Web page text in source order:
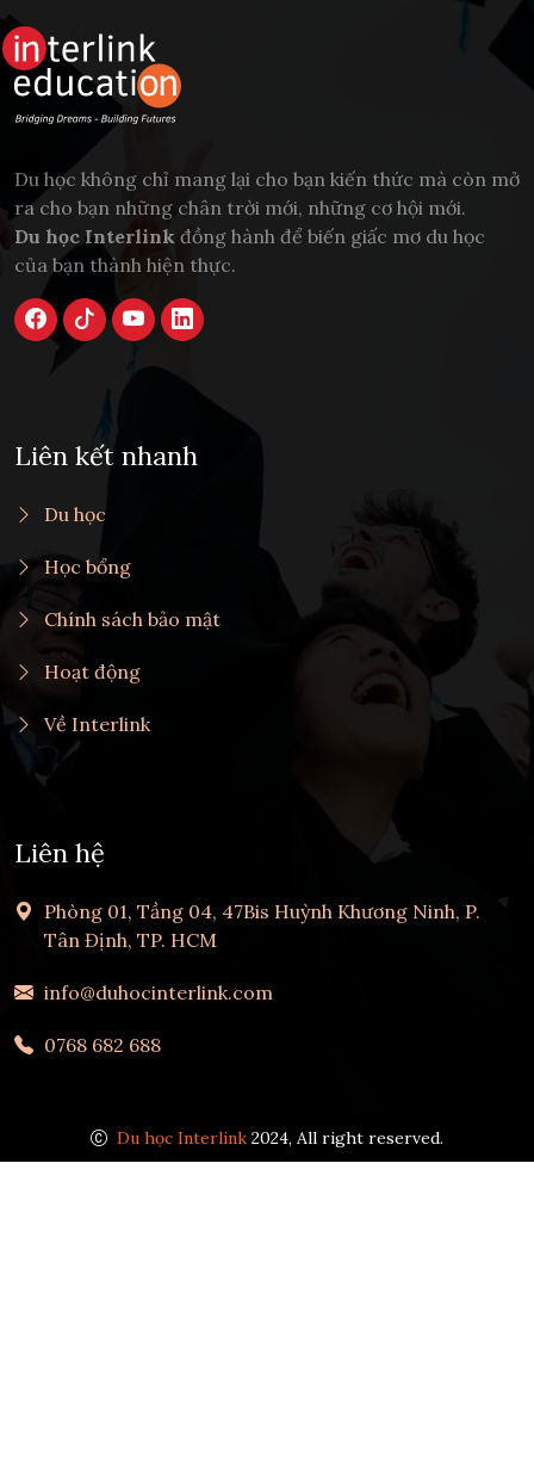
Du học không chỉ mang lại cho bạn kiến thức mà còn mở
ra cho bạn những chân trời mới, những cơ hội mới.
Du học Interlink đồng hành để biến giấc mơ du học
của bạn thành hiện thực.
Liên kết nhanh
Du học
Học bổng
Chính sách bảo mật
Hoạt động
Về Interlink
Liên hệ
Phòng 01, Tầng 04, 47Bis Huỳnh Khương Ninh, P.
Tân Định, TP. HCM
info@duhocinterlink.com
0768 682 688
Du học Interlink 2024, All right reserved.